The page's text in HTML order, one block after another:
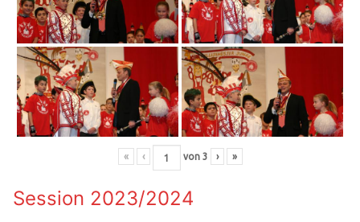
« ‹ von 3 › »
Session 2023/2024